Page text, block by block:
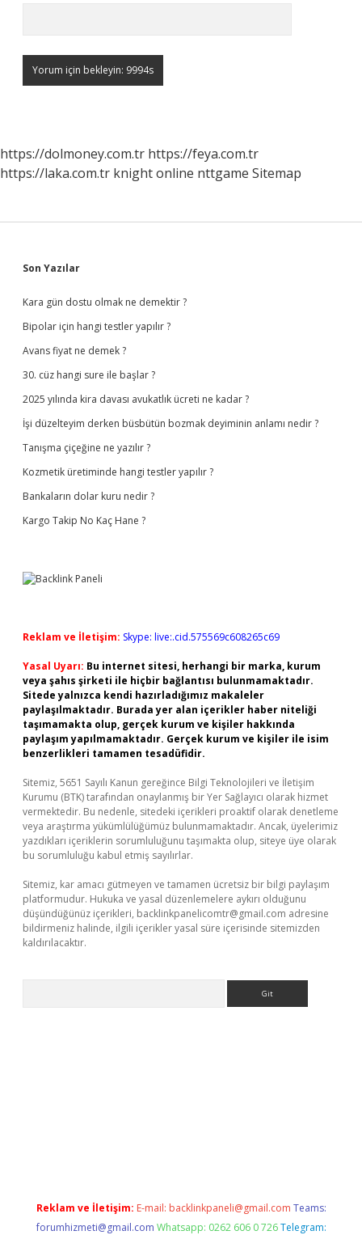
https://dolmoney.com.tr https://feya.com.tr
https://laka.com.tr knight online nttgame Sitemap
Sidebar
Son Yazılar
Kara gün dostu olmak ne demektir ?
Bipolar için hangi testler yapılır ?
Avans fiyat ne demek ?
30. cüz hangi sure ile başlar ?
2025 yılında kira davası avukatlık ücreti ne kadar ?
İşi düzelteyim derken büsbütün bozmak deyiminin anlamı nedir ?
Tanışma çiçeğine ne yazılır ?
Kozmetik üretiminde hangi testler yapılır ?
Bankaların dolar kuru nedir ?
Kargo Takip No Kaç Hane ?
Reklam ve İletişim: Skype: live:.cid.575569c608265c69
Yasal Uyarı: Bu internet sitesi, herhangi bir marka, kurum
veya şahıs şirketi ile hiçbir bağlantısı bulunmamaktadır.
Sitede yalnızca kendi hazırladığımız makaleler
paylaşılmaktadır. Burada yer alan içerikler haber niteliği
taşımamakta olup, gerçek kurum ve kişiler hakkında
paylaşım yapılmamaktadır. Gerçek kurum ve kişiler ile isim
benzerlikleri tamamen tesadüfidir.
Sitemiz, 5651 Sayılı Kanun gereğince Bilgi Teknolojileri ve İletişim
Kurumu (BTK) tarafından onaylanmış bir Yer Sağlayıcı olarak hizmet
vermektedir. Bu nedenle, sitedeki içerikleri proaktif olarak denetleme
veya araştırma yükümlülüğümüz bulunmamaktadır. Ancak, üyelerimiz
yazdıkları içeriklerin sorumluluğunu taşımakta olup, siteye üye olarak
bu sorumluluğu kabul etmiş sayılırlar.
Sitemiz, kar amacı gütmeyen ve tamamen ücretsiz bir bilgi paylaşım
platformudur. Hukuka ve yasal düzenlemelere aykırı olduğunu
düşündüğünüz içerikleri, backlinkpanelicomtr@gmail.com adresine
bildirmeniz halinde, ilgili içerikler yasal süre içerisinde sitemizden
kaldırılacaktır.
Reklam ve İletişim: E-mail: backlinkpaneli@gmail.com Teams:
forumhizmeti@gmail.com Whatsapp: 0262 606 0 726 Telegram: